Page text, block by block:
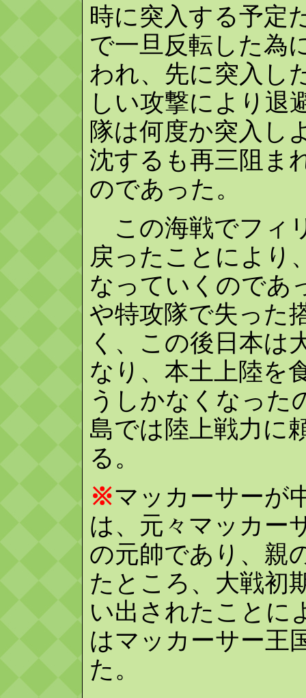
時に突入する予定
で一旦反転した為
われ、先に突入し
しい攻撃により退
隊は何度か突入し
沈するも再三阻ま
のであった。
この海戦でフィ
戻ったことにより
なっていくのであ
や特攻隊で失った
く、この後日本は
なり、本土上陸を
うしかなくなった
島では陸上戦力に
る。
※マッカーサーが
は、元々マッカー
の元帥であり、親
たところ、大戦初
い出されたことに
はマッカーサー王
た。